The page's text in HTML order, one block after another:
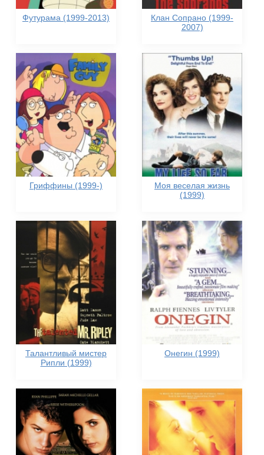
Футурама (1999-2013)
Клан Сопрано (1999-
2007)
Гриффины (1999-)
Моя веселая жизнь
(1999)
Талантливый мистер
Рипли (1999)
Онегин (1999)